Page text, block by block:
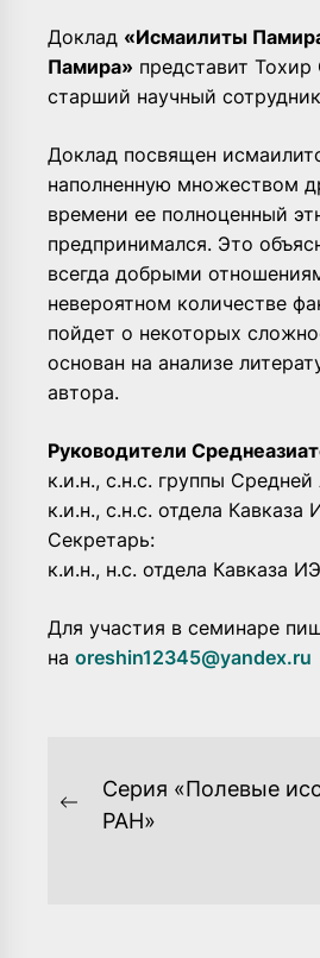
Доклад «Исмаилиты
Памира» представит
старший научный
Доклад посвящен
наполненную множеством
времени ее полноценный
предпринимался. Это
всегда добрыми
невероятном количестве
пойдет о некоторых
основан на анализе
автора.
Руководители
к.и.н., с.н.с. группы
к.и.н., с.н.с. отдела
Секретарь:
к.и.н., н.с. отдела Кавказа
Для участия в семинаре
на oreshin12345@yandex.ru
НАВИГАЦИЯ
Previous
Серия «Полевые
РАН»